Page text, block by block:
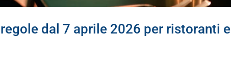
dal 7 aprile 2026 per ristoranti e